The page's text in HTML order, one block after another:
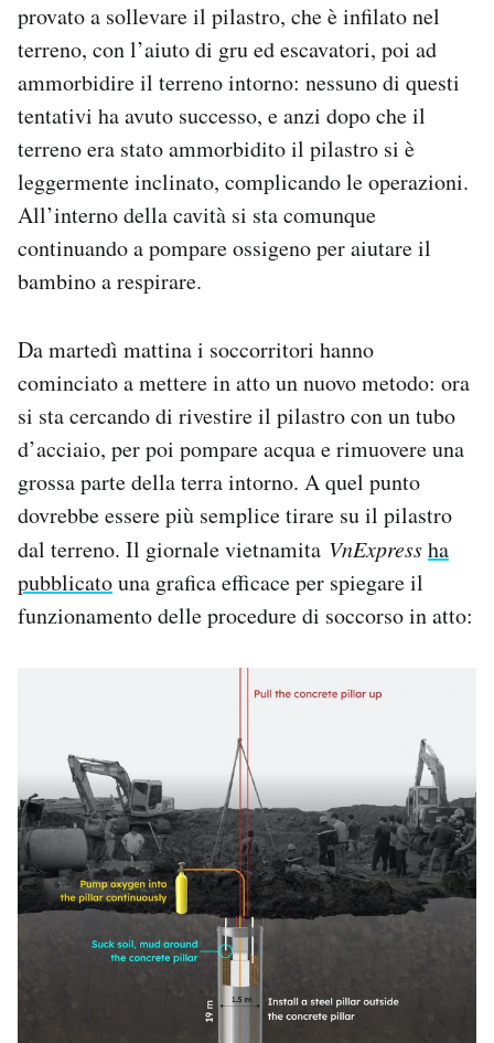
provato a sollevare il pilastro, che è infilato nel
terreno, con l’aiuto di gru ed escavatori, poi ad
ammorbidire il terreno intorno: nessuno di questi
tentativi ha avuto successo, e anzi dopo che il
terreno era stato ammorbidito il pilastro si è
leggermente inclinato, complicando le operazioni.
All’interno della cavità si sta comunque
continuando a pompare ossigeno per aiutare il
bambino a respirare.
Da martedì mattina i soccorritori hanno
cominciato a mettere in atto un nuovo metodo: ora
si sta cercando di rivestire il pilastro con un tubo
d’acciaio, per poi pompare acqua e rimuovere una
grossa parte della terra intorno. A quel punto
dovrebbe essere più semplice tirare su il pilastro
dal terreno. Il giornale vietnamita VnExpressha
pubblicatouna grafica efficace per spiegare il
funzionamento delle procedure di soccorso in atto: